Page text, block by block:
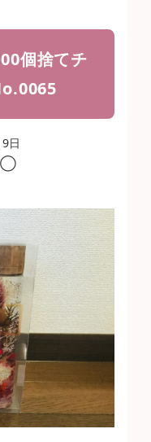
個捨てチ
日